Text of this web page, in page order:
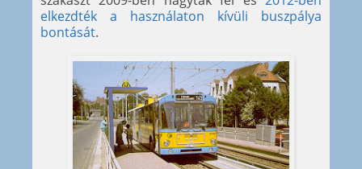
elkezdték a használaton kívüli buszpálya
bontását.